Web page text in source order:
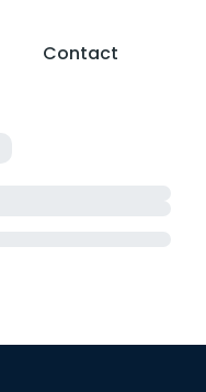
Contact